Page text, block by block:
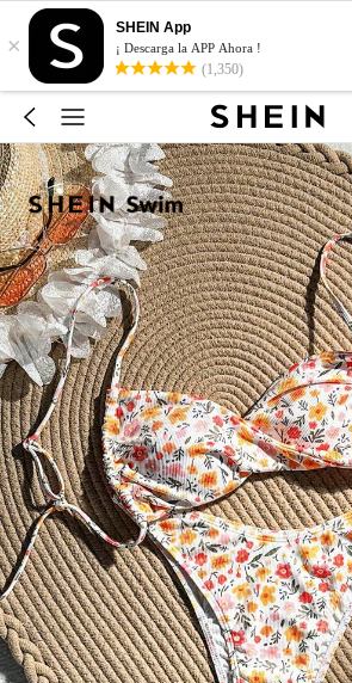
×
SHEIN App
¡ Descarga la APP Ahora !
(1,350)